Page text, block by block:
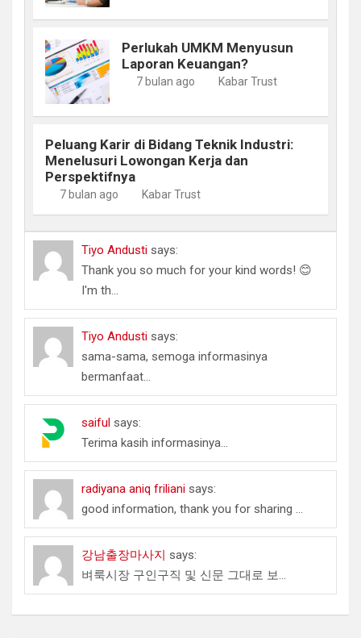
Perlukah UMKM Menyusun
Laporan Keuangan?
7 bulan ago Kabar Trust
Peluang Karir di Bidang Teknik Industri:
Menelusuri Lowongan Kerja dan
Perspektifnya
7 bulan ago Kabar Trust
Tiyo Andusti says:
Thank you so much for your kind words! 😊
I'm th...
Tiyo Andusti says:
sama-sama, semoga informasinya
bermanfaat...
saiful says:
Terima kasih informasinya...
radiyana aniq friliani says:
good information, thank you for sharing ...
강남출장마사지 says:
벼룩시장 구인구직 및 신문 그대로 보...